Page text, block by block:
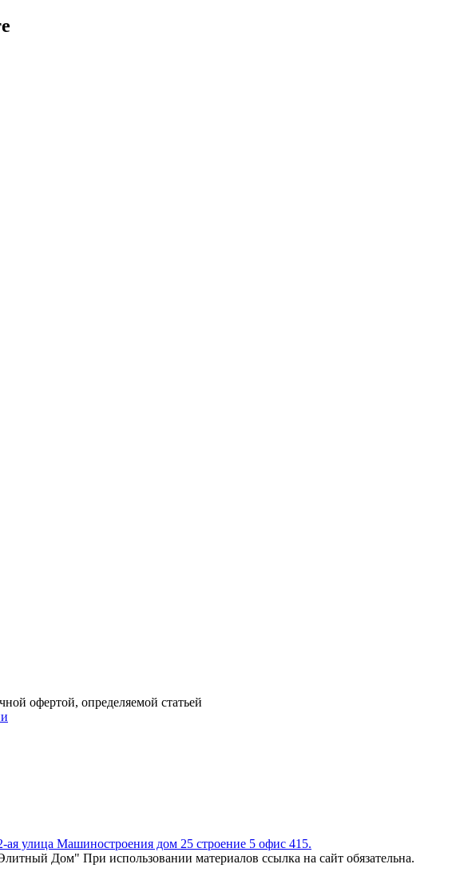
офертой, определяемой статьей
ая улица Машиностроения дом 25 строение 5 офис 415.
Дом" При использовании материалов ссылка на сайт обязательна.